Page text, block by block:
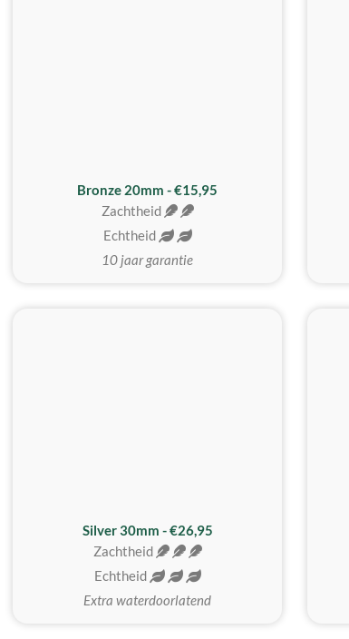
Bronze 20mm - €15,95
Zachtheid
Echtheid
10 jaar garantie
Silver 30mm - €26,95
Zachtheid
Echtheid
Extra waterdoorlatend